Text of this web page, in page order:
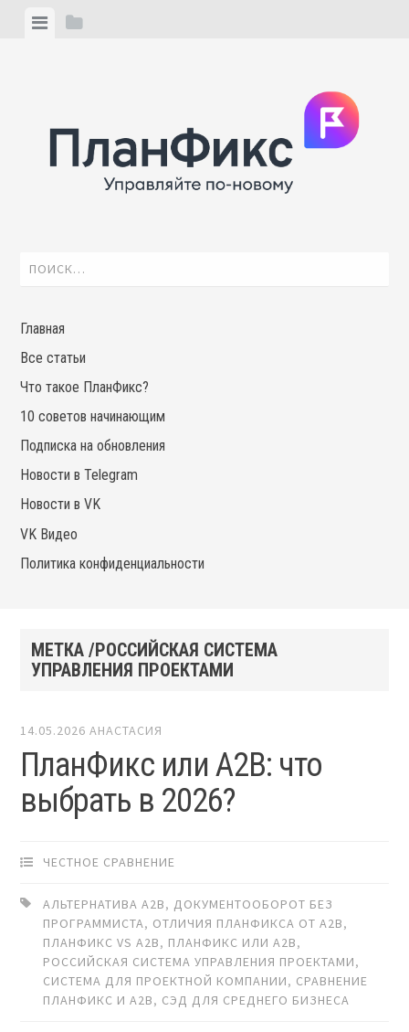
ViewView
Найти:
Главная
Все статьи
Что такое ПланФикс?
10 советов начинающим
Подписка на обновления
Новости в Telegram
Новости в VK
VK Видео
Политика конфиденциальности
МЕТКА /РОССИЙСКАЯ СИСТЕМА
УПРАВЛЕНИЯ ПРОЕКТАМИ
14.05.2026 АНАСТАСИЯ
ПланФикс или A2B: что
выбрать в 2026?
ЧЕСТНОЕ СРАВНЕНИЕ
АЛЬТЕРНАТИВА A2B, ДОКУМЕНТООБОРОТ БЕЗ
ПРОГРАММИСТА, ОТЛИЧИЯ ПЛАНФИКСА ОТ A2B,
ПЛАНФИКС VS A2B, ПЛАНФИКС ИЛИ A2B,
РОССИЙСКАЯ СИСТЕМА УПРАВЛЕНИЯ ПРОЕКТАМИ,
СИСТЕМА ДЛЯ ПРОЕКТНОЙ КОМПАНИИ, СРАВНЕНИЕ
ПЛАНФИКС И A2B, СЭД ДЛЯ СРЕДНЕГО БИЗНЕСА